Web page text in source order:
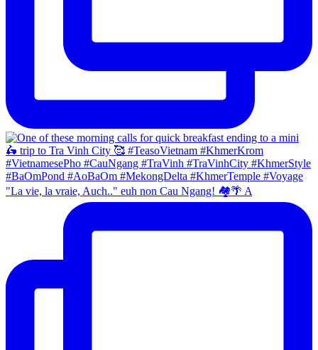
"La vie, la vraie, Auch.." euh non Cau Ngang! 🏘🌴 A